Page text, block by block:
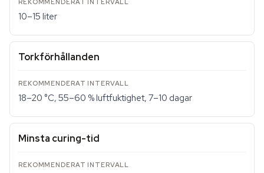
10–15 liter
Torkförhållanden
18–20 °C, 55–60 % luftfuktighet, 7–10 dagar
Minsta curing-tid